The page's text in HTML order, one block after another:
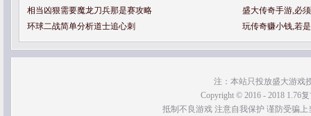
相当凶狠需要魔龙刀兵那是赛攻略
盛大传奇手游,必
环球二战简单分析道士追心刺
玩传奇赚小钱,若
注：本站只投放盛大游戏
Copyright © 2016 - 2018 1.76
抵制不良游戏 注意自我保护 谨防受骗